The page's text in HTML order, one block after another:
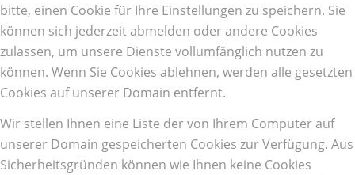
bitte, einen Cookie für Ihre Einstellungen zu speichern. Sie
können sich jederzeit abmelden oder andere Cookies
zulassen, um unsere Dienste vollumfänglich nutzen zu
können. Wenn Sie Cookies ablehnen, werden alle gesetzten
Cookies auf unserer Domain entfernt.
Wir stellen Ihnen eine Liste der von Ihrem Computer auf
unserer Domain gespeicherten Cookies zur Verfügung. Aus
Sicherheitsgründen können wie Ihnen keine Cookies